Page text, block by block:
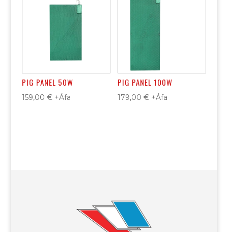
PIG PANEL 50W
159,00 € +Áfa
PIG PANEL 100W
179,00€ +Áfa